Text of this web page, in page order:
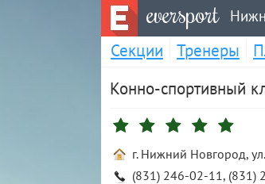
eversport
Секции Тренеры
Конно-спортивный
г. Нижний Новгород,
(831) 246-02-11, (831)